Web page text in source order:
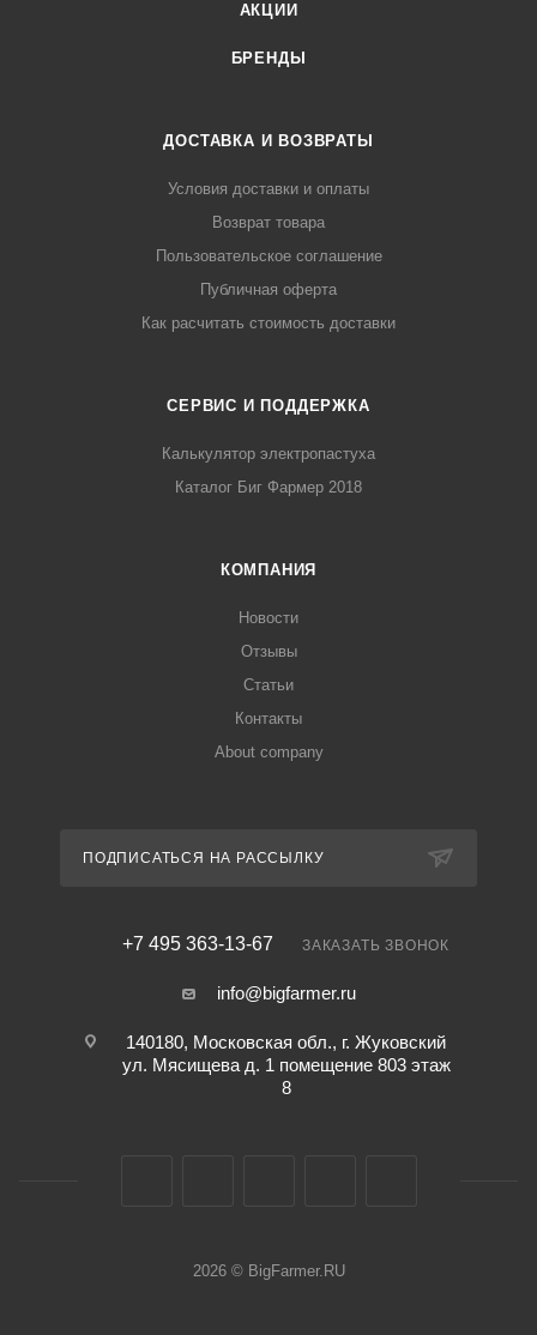
АКЦИИ
БРЕНДЫ
ДОСТАВКА И ВОЗВРАТЫ
Условия доставки и оплаты
Возврат товара
Пользовательское соглашение
Публичная оферта
Как расчитать стоимость доставки
СЕРВИС И ПОДДЕРЖКА
Калькулятор электропастуха
Каталог Биг Фармер 2018
КОМПАНИЯ
Новости
Отзывы
Статьи
Контакты
About company
ПОДПИСАТЬСЯ НА РАССЫЛКУ
+7 495 363-13-67 ЗАКАЗАТЬ ЗВОНОК
info@bigfarmer.ru
140180, Московская обл., г. Жуковский
ул. Мясищева д. 1 помещение 803 этаж
8
2026 © BigFarmer.RU